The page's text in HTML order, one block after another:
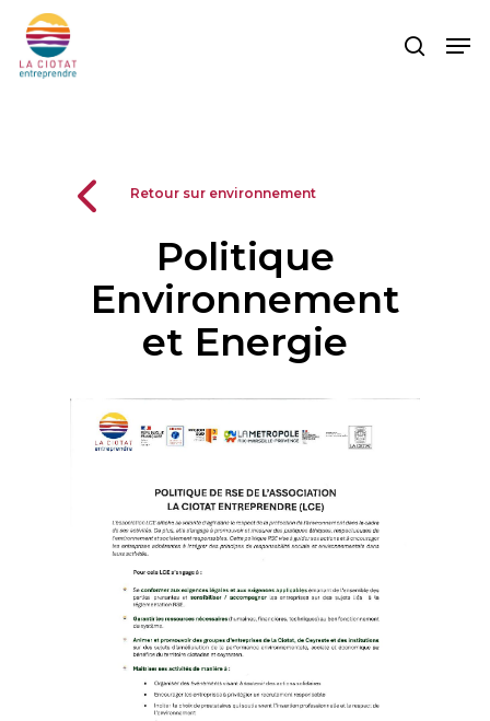
main
search
Retour sur environnement
Politique
Environnement
et Energie